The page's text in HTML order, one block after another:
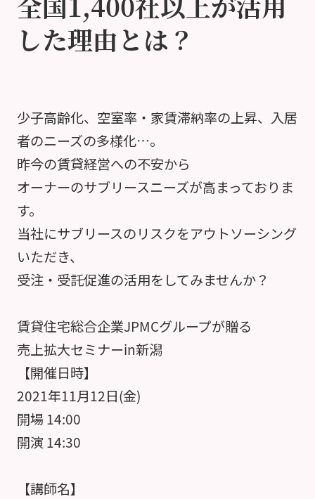
した理由とは？
少子高齢化、空室率・家賃滞納率の上昇、入居
者のニーズの多様化…。
昨今の賃貸経営への不安から
オーナーのサブリースニーズが高まっておりま
す。
当社にサブリースのリスクをアウトソーシング
いただき、
受注・受託促進の活用をしてみませんか？
賃貸住宅総合企業JPMCグループが贈る
売上拡大セミナーin新潟
【開催日時】
2021年11月12日(金)
開場 14:00
開演 14:30
【講師名】